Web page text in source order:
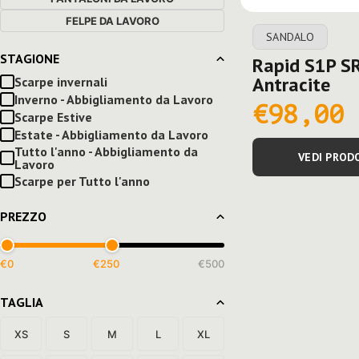
FELPE DA LAVORO
STAGIONE
Scarpe invernali
Inverno - Abbigliamento da Lavoro
Scarpe Estive
Estate - Abbigliamento da Lavoro
Tutto l'anno - Abbigliamento da
Lavoro
Scarpe per Tutto l'anno
PREZZO
€0 €250 €500
TAGLIA
XS S M L XL
SANDALO
Rapid S1P
Antracite
€98,00
VEDI